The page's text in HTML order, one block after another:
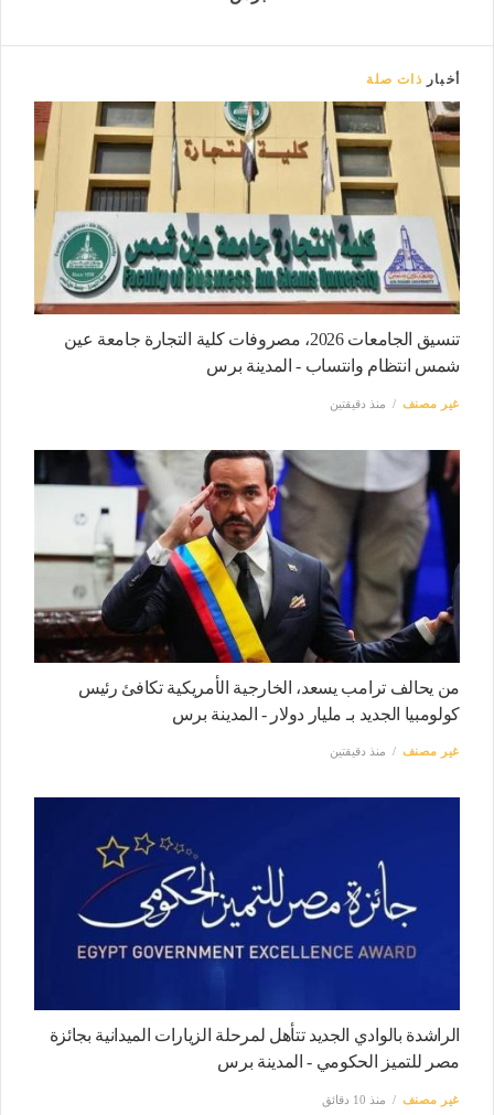
أخبار ذات صلة
تنسيق الجامعات 2026، مصروفات كلية التجارة جامعة عين
شمس انتظام وانتساب - المدينة برس
غير مصنف منذ دقيقتين
من يحالف ترامب يسعد، الخارجية الأمريكية تكافئ رئيس
كولومبيا الجديد بـ مليار دولار - المدينة برس
غير مصنف منذ دقيقتين
الراشدة بالوادي الجديد تتأهل لمرحلة الزيارات الميدانية بجائزة
مصر للتميز الحكومي - المدينة برس
غير مصنف منذ 10 دقائق